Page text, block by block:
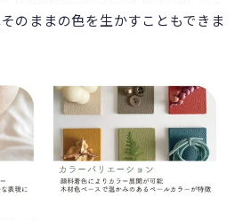
のままの色を生かすこともできま